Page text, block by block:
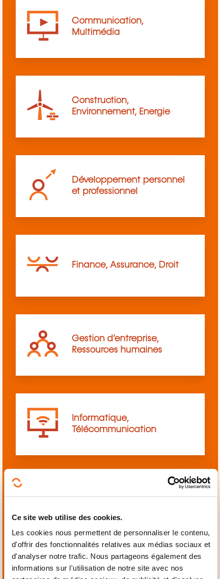
Ce site web utilise des cookies.
Les cookies nous permettent de personnaliser le contenu,
d'offrir des fonctionnalités relatives aux médias sociaux et
d'analyser notre trafic. Nous partageons également des
informations sur l'utilisation de notre site avec nos
Communication,
Multimédia
Construction,
Environnement, Energie
Développement personnel
et professionnel
Finance, Assurance, Droit
Gestion d’entreprise,
Ressources humaines
Informatique,
Télécommunication
Mécanique,